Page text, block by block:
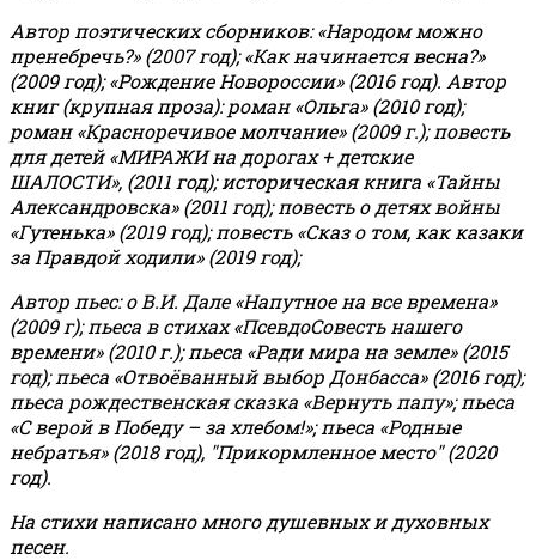
Автор поэтических сборников: «Народом можно
пренебречь?» (2007 год); «Как начинается весна?»
(2009 год); «Рождение Новороссии» (2016 год). Автор
книг (крупная проза): роман «Ольга» (2010 год);
роман «Красноречивое молчание» (2009 г.); повесть
для детей «МИРАЖИ на дорогах + детские
ШАЛОСТИ», (2011 год); историческая книга «Тайны
Александровска» (2011 год); повесть о детях войны
«Гутенька» (2019 год); повесть «Сказ о том, как казаки
за Правдой ходили» (2019 год);
Автор пьес: о В.И. Дале «Напутное на все времена»
(2009 г); пьеса в стихах «ПсевдоСовесть нашего
времени» (2010 г.); пьеса «Ради мира на земле» (2015
год); пьеса «Отвоёванный выбор Донбасса» (2016 год);
пьеса рождественская сказка «Вернуть папу»; пьеса
«С верой в Победу – за хлебом!»;пьеса «Родные
небратья» (2018 год), "Прикормленное место" (2020
год).
На стихи написано много душевных и духовных
песен.